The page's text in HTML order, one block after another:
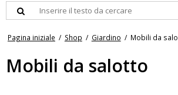
Pagina iniziale / Shop / Giardino / Mobili da
Mobili da salotto